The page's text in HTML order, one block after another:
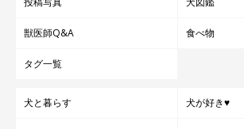
獣医師Q&A 食べ物
タグ一覧
犬と暮らす 犬が好き♥